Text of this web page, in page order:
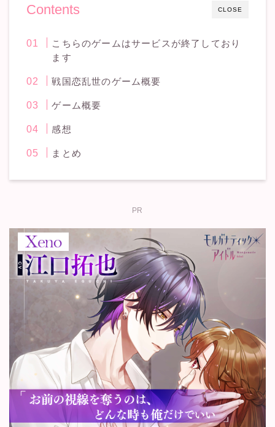
CLOSE
Contents
こちらのゲームはサービスが終了しており
ます
戦国恋乱世のゲーム概要
ゲーム概要
感想
まとめ
PR